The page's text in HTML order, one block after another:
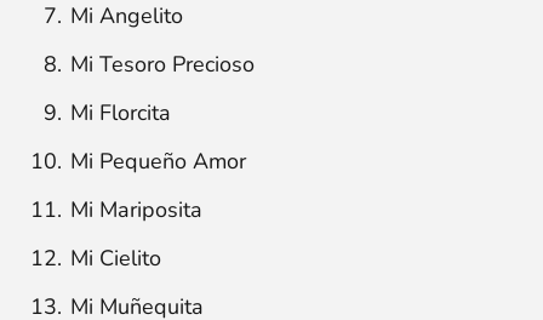
Mi Angelito
Mi Tesoro Precioso
Mi Florcita
Mi Pequeño Amor
Mi Mariposita
Mi Cielito
Mi Muñequita